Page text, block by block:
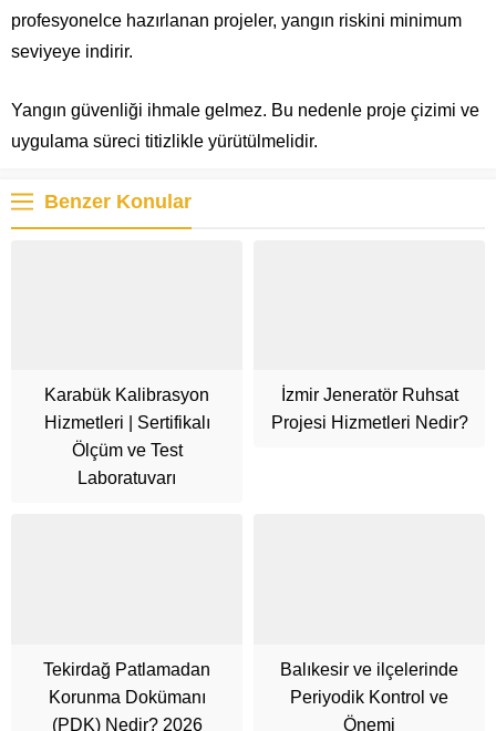
profesyonelce hazırlanan projeler, yangın riskini minimum
seviyeye indirir.
Yangın güvenliği ihmale gelmez. Bu nedenle proje çizimi ve
uygulama süreci titizlikle yürütülmelidir.
Benzer Konular
Karabük Kalibrasyon
Hizmetleri | Sertifikalı
Ölçüm ve Test
Laboratuvarı
İzmir Jeneratör Ruhsat
Projesi Hizmetleri Nedir?
Tekirdağ Patlamadan
Korunma Dokümanı
(PDK) Nedir? 2026
Balıkesir ve ilçelerinde
Periyodik Kontrol ve
Önemi